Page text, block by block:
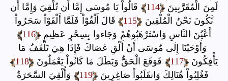
لَمِنَ الْمُقَرَّبِينَ
114
قَالُواْ يَا مُوسَى إِمَّا أَن تُلْقِيَ وَإِمَّا أَن
نَّكُونَ نَحْنُ الْمُلْقِينَ
115
قَالَ أَلْقُوْاْ فَلَمَّا أَلْقَوْاْ سَحَرُواْ
أَعْيُنَ النَّاسِ وَاسْتَرْهَبُوهُمْ وَجَاءوا بِسِحْرٍ عَظِيمٍ 116
وَأَوْحَيْنَا إِلَى مُوسَى أَنْ أَلْقِ عَصَاكَ فَإِذَا هِيَ تَلْقَفُ مَا
يَأْفِكُونَ
117 فَوَقَعَ الْحَقُّ وَبَطَلَ مَا كَانُواْ يَعْمَلُونَ
118
فَغُلِبُواْ هُنَالِكَ وَانقَلَبُواْ صَاغِرِينَ
119
وَأُلْقِيَ السَّحَرَةُ